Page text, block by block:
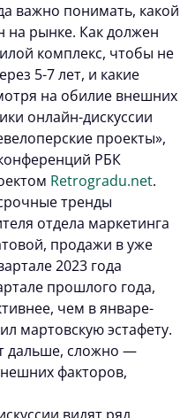
важно понимать, какой
на рынке. Как должен
комплекс, чтобы не
5-7 лет, и какие
на обилие внешних
онлайн-дискуссии
проекты»,
РБК
Retrogradu.net.
тренды
отдела маркетинга
продажи в уже
2023 года
прошлого года,
чем в январе-
мартовскую эстафету.
дальше, сложно —
факторов,